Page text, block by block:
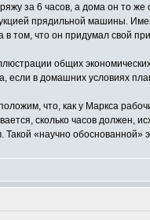
за 6 часов, а дома он то же
прядильной машины.
том, что он придумал свой
общих
если в домашних условиях
что, как у Маркса
сколько часов должен,
«научно обоснованной»